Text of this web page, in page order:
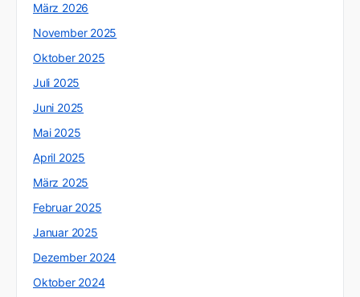
März 2026
November 2025
Oktober 2025
Juli 2025
Juni 2025
Mai 2025
April 2025
März 2025
Februar 2025
Januar 2025
Dezember 2024
Oktober 2024